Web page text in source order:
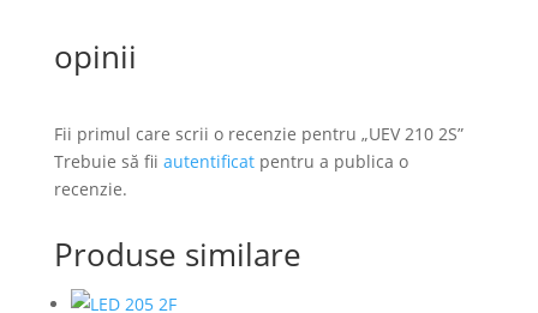
opinii
Fii primul care scrii o recenzie pentru „UEV 210 2S”
Trebuie să fii autentificatpentru a publica o
recenzie.
Produse similare